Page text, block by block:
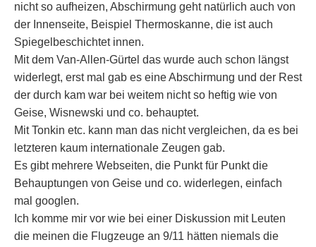
nicht so aufheizen, Abschirmung geht natürlich auch von
der Innenseite, Beispiel Thermoskanne, die ist auch
Spiegelbeschichtet innen.
Mit dem Van-Allen-Gürtel das wurde auch schon längst
widerlegt, erst mal gab es eine Abschirmung und der Rest
der durch kam war bei weitem nicht so heftig wie von
Geise, Wisnewski und co. behauptet.
Mit Tonkin etc. kann man das nicht vergleichen, da es bei
letzteren kaum internationale Zeugen gab.
Es gibt mehrere Webseiten, die Punkt für Punkt die
Behauptungen von Geise und co. widerlegen, einfach
mal googlen.
Ich komme mir vor wie bei einer Diskussion mit Leuten
die meinen die Flugzeuge an 9/11 hätten niemals die